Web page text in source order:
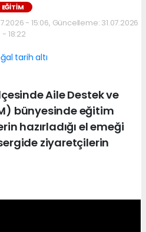
EĞITIM
- 15:06, Güncelleme: 31.07.2026
- 18:22
Aile Destek ve
bünyesinde eğitim
hazırladığı el emeği
ziyaretçilerin